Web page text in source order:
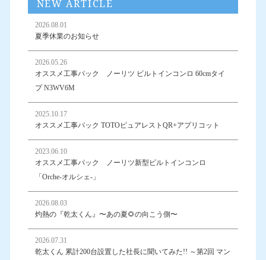
NEW ARTICLE
2026.08.01
夏季休業のお知らせ
2026.05.26
オススメ工事パック ノーリツ ビルトインコンロ 60cmタイ
プ N3WV6M
2025.10.17
オススメ工事パック TOTOピュアレストQR+アプリコット
2023.06.10
オススメ工事パック ノーリツ新型ビルトインコンロ
「Orche-オルシェ-」
2026.08.03
灼熱の『乾太くん』〜あの夏🌻の向こう側〜
2026.07.31
乾太くん 累計200台設置した社長に聞いてみた!! ～第2回 マン